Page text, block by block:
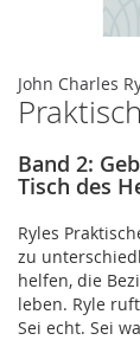
John Charles
Band 2:
Tisch des
Ryles
zu
helfen, die
leben. Ryle
Sei echt. Sei
Zum
Anfang
der
Bildergalerie
springen